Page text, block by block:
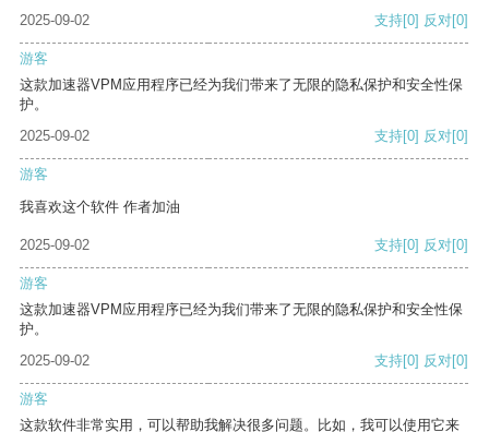
2025-09-02 支持[0] 反对[0]
游客
这款加速器VPM应用程序已经为我们带来了无限的隐私保护和安全性保
护。
2025-09-02
支持[0] 反对[0]
游客
我喜欢这个软件 作者加油
2025-09-02 支持[0] 反对[0]
游客
这款加速器VPM应用程序已经为我们带来了无限的隐私保护和安全性保
护。
2025-09-02
支持[0] 反对[0]
游客
这款软件非常实用，可以帮助我解决很多问题。比如，我可以使用它来